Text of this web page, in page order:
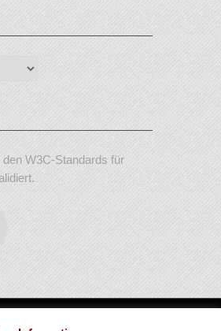
W3C-Standards für
Impressum